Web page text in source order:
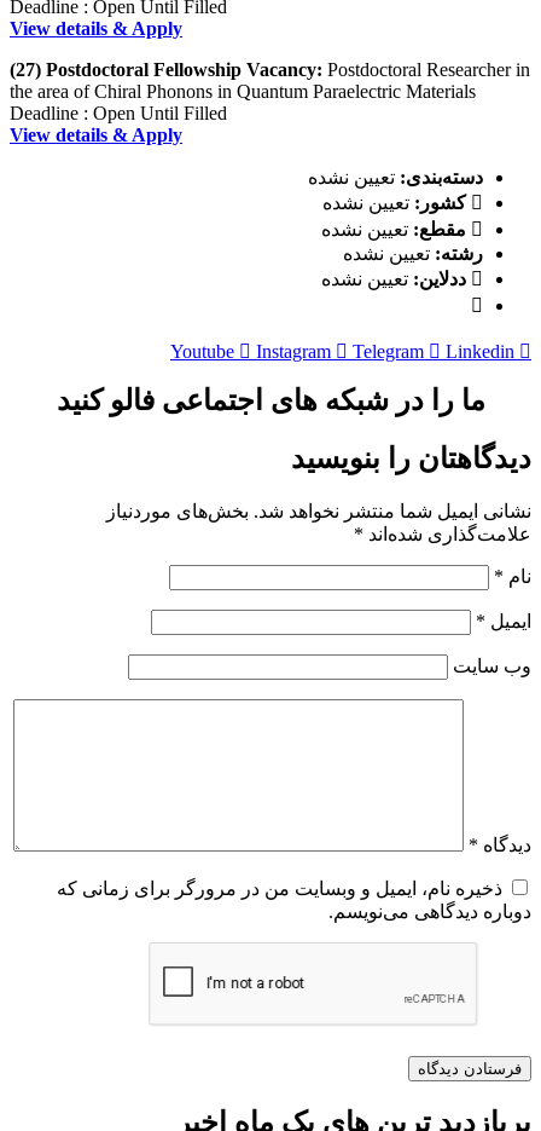
Deadline : Open Until Filled
View details & Apply
(27) Postdoctoral Fellowship Vacancy: Postdoctoral Researcher in
the area of Chiral Phonons in Quantum Paraelectric Materials
Deadline : Open Until Filled
View details & Apply
دسته‌بندی: تعیین نشده
کشور: تعیین نشده
مقطع: تعیین نشده
رشته: تعیین نشده
ددلاین: تعیین نشده
Youtube Instagram Telegram Linkedin
ما را در شبکه های اجتماعی فالو کنید
دیدگاهتان را بنویسید
نشانی ایمیل شما منتشر نخواهد شد. بخش‌های موردنیاز
علامت‌گذاری شده‌اند *
نام *
ایمیل *
وب‌ سایت
دیدگاه *
ذخیره نام، ایمیل و وبسایت من در مرورگر برای زمانی که
دوباره دیدگاهی می‌نویسم.
پربازدید ترین های یک ماه اخیر